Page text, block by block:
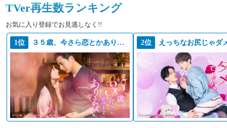
TVer再生数ランキング
お気に入り登録でお見逃しなく!!
1位 ３５歳、今さら恋とかありえない 2位